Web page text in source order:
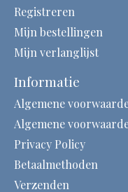
Registreren
Mijn bestellingen
Mijn verlanglijst
Informatie
Algemene
Algemene
Privacy Policy
Betaalmethoden
Verzenden